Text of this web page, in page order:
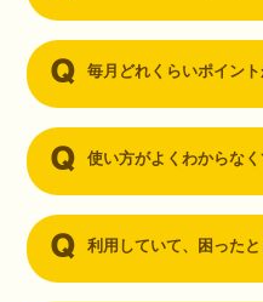
毎月どれくらいポイン
使い方がよくわからな
利用していて、困った